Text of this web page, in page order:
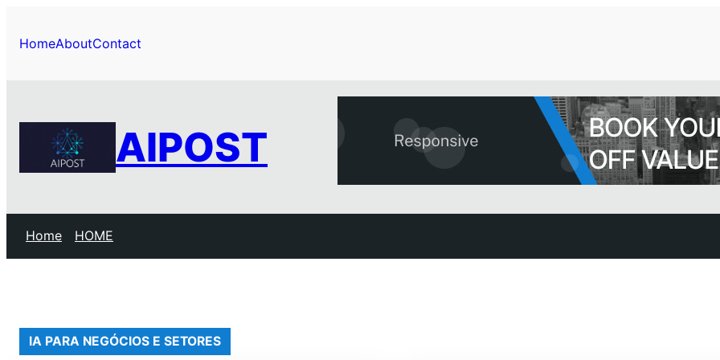
para
HomeAboutContact
AIPOST
Home HOME
IA PARA NEGÓCIOS E SETORES